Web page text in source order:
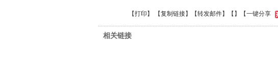
【打印 】 【复制链接】【转发邮件】【 】 【一键分享
相关链接